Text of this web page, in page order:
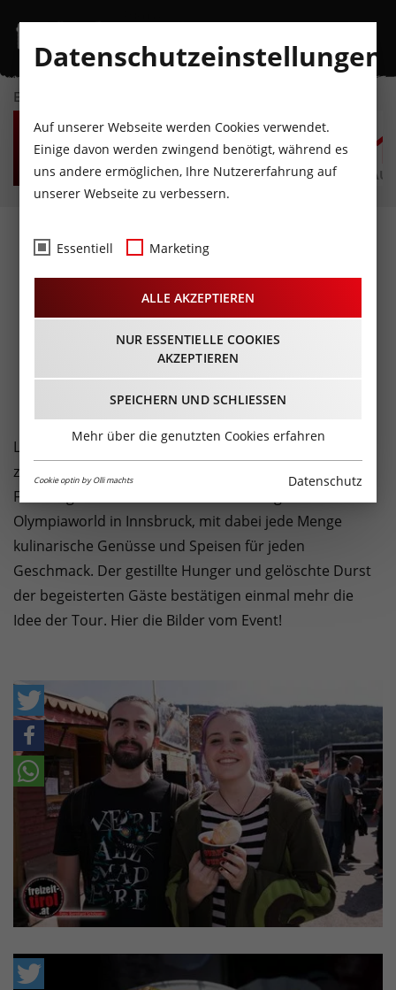
EVENTKALENDER
SO
9
AUGUST
MO
10
AUGUST
DI
11
AUGUST
MI
12
AUGUST
DO
13
AUGUST
Fotos- European Street
Food
Festival@Olympiaworld
Innsbruck
23.09.2017
Leckereien und Gaumenfreuden aus der ganzen Welt
zu Gast in Innsbruck! Das European Street Food
Festival gastierte erstmals auf dem Freigelände der
Olympiaworld in Innsbruck, mit dabei jede Menge
kulinarische Genüsse und Speisen für jeden
Geschmack. Der gestillte Hunger und gelöschte Durst
der begeisterten Gäste bestätigen einmal mehr die
Idee der Tour. Hier die Bilder vom Event!
Datenschutzeinstellungen
Auf unserer Webseite werden Cookies verwendet.
Einige davon werden zwingend benötigt, während es
uns andere ermöglichen, Ihre Nutzererfahrung auf
unserer Webseite zu verbessern.
Essentiell Marketing
ALLE AKZEPTIEREN
NUR ESSENTIELLE COOKIES
AKZEPTIEREN
SPEICHERN UND SCHLIESSEN
Mehr über die genutzten Cookies erfahren
Cookie optin by Olli machts Datenschutz